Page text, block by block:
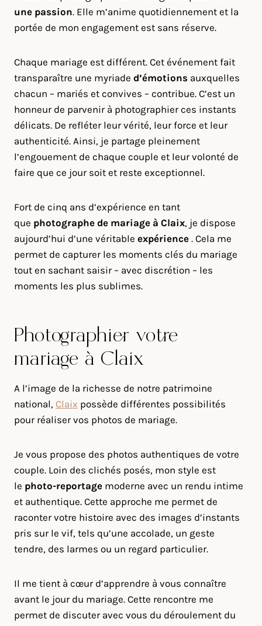
une passion. Elle m’anime quotidiennement et la
portée de mon engagement est sans réserve.
Chaque mariage est différent. Cet événement fait
transparaître une myriade d’émotions auxquelles
chacun – mariés et convives – contribue. C’est un
honneur de parvenir à photographier ces instants
délicats. De refléter leur vérité, leur force et leur
authenticité. Ainsi, je partage pleinement
l’engouement de chaque couple et leur volonté de
faire que ce jour soit et reste exceptionnel.
Fort de cinq ans d’expérience en tant
que photographe de mariage à Claix, je dispose
aujourd’hui d’une véritable expérience . Cela me
permet de capturer les moments clés du mariage
tout en sachant saisir – avec discrétion – les
moments les plus sublimes.
Photographier votre
mariage à Claix
A l’image de la richesse de notre patrimoine
national, Claix possède différentes possibilités
pour réaliser vos photos de mariage.
Je vous propose des photos authentiques de votre
couple. Loin des clichés posés, mon style est
le photo-reportage moderne avec un rendu intime
et authentique. Cette approche me permet de
raconter votre histoire avec des images d’instants
pris sur le vif, tels qu’une accolade, un geste
tendre, des larmes ou un regard particulier.
Il me tient à cœur d’apprendre à vous connaître
avant le jour du mariage. Cette rencontre me
permet de discuter avec vous du déroulement du